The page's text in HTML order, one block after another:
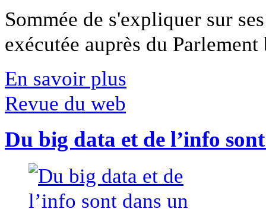
Sommée de s'expliquer sur
exécutée auprès du
En savoir plus
Revue du web
Du big data et de l’info